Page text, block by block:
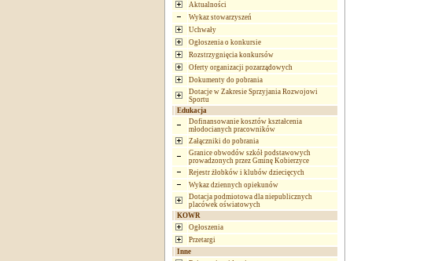
Aktualności
Wykaz stowarzyszeń
Uchwały
Ogłoszenia o konkursie
Rozstrzygnięcia konkursów
Oferty organizacji pozarządowych
Dokumenty do pobrania
Dotacje w Zakresie Sprzyjania Rozwojowi
Sportu
Edukacja
Dofinansowanie kosztów kształcenia
młodocianych pracowników
Załączniki do pobrania
Granice obwodów szkół podstawowych
prowadzonych przez Gminę Kobierzyce
Rejestr żłobków i klubów dziecięcych
Wykaz dziennych opiekunów
Dotacja podmiotowa dla niepublicznych
placówek oświatowych
KOWR
Ogłoszenia
Przetargi
Inne